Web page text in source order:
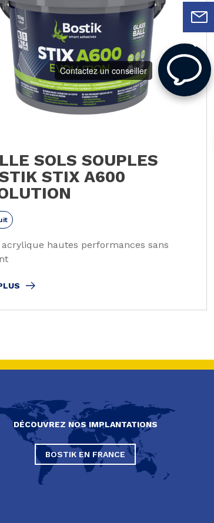
SOLS SOUPLES
STIX A600
hautes performances sans
DÉCOUVREZ NOS IMPLANTATIONS
BOSTIK EN FRANCE
Contactez un conseiller